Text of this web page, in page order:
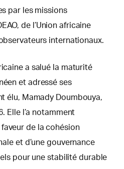
par les missions
de l’Union africaine
internationaux.
a salué la maturité
et adressé ses
élu, Mamady Doumbouya,
Elle l’a notamment
de la cohésion
et d’une gouvernance
pour une stabilité durable